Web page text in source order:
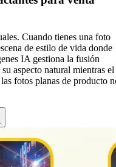
Cuando tienes una foto
de estilo de vida donde
IA gestiona la fusión
aspecto natural mientras el
fotos planas de producto